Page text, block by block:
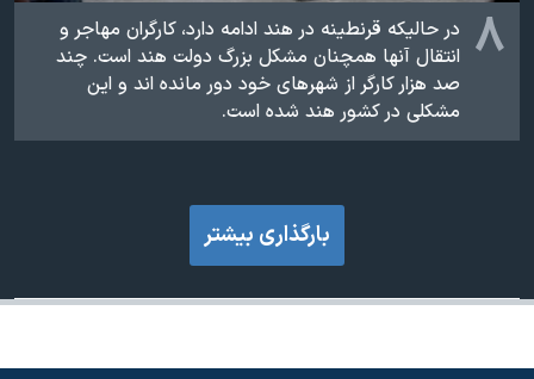
۸ در حالیکه قرنطینه در هند ادامه دارد، کارگران مهاجر و
انتقال آنها همچنان مشکل بزرگ دولت هند است. چند
صد هزار کارگر از شهرهای خود دور مانده اند و این
مشکلی در کشور هند شده است.
بارگذاری بیشتر